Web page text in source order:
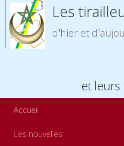
Les
d'hier et
et
Accueil
Les nouvelles